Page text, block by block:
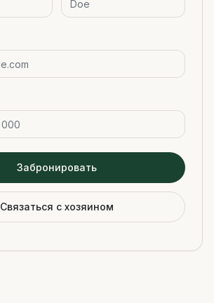
Забронировать
Связаться с хозяином